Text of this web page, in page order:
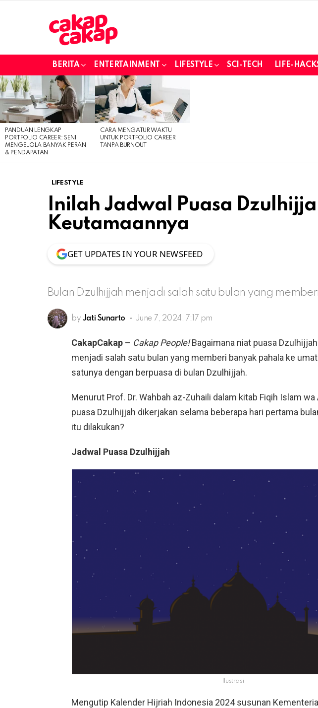
BERITA ENTERTAINMENT LIFESTYLE SCI-TECH LIFE-
LATEST
STORIES
PANDUAN LENGKAP
PORTFOLIO CAREER: SENI
MENGELOLA BANYAK PERAN
& PENDAPATAN
CARA MENGATUR WAKTU
UNTUK PORTFOLIO CAREER
TANPA BURNOUT
LIFESTYLE
Inilah Jadwal Puasa
Keutamaannya
GET UPDATES IN YOUR NEWSFEED
Bulan Dzulhijjah menjadi salah satu bulan yang
by Jati Sunarto June 7, 2024, 7:17 pm
CakapCakap – Cakap People!Bagaimana niat puasa
menjadi salah satu bulan yang memberi banyak pahala ke umat
satunya dengan berpuasa di bulan Dzulhijjah.
Menurut Prof. Dr. Wahbah az-Zuhaili dalam kitab Fiqih Islam
puasa Dzulhijjah dikerjakan selama beberapa hari pertama
itu dilakukan?
Jadwal Puasa Dzulhijjah
Ilustrasi
Mengutip Kalender Hijriah Indonesia 2024 susunan